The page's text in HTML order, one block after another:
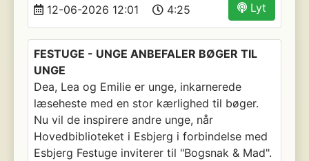
Lyt
12-06-2026 12:01 4:25
FESTUGE - UNGE ANBEFALER BØGER TIL
UNGE
Dea, Lea og Emilie er unge, inkarnerede
læseheste med en stor kærlighed til bøger.
Nu vil de inspirere andre unge, når
Hovedbiblioteket i Esbjerg i forbindelse med
Esbjerg Festuge inviterer til "Bogsnak & Mad".